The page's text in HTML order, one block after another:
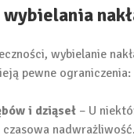
wybielanie
pewne ograniczenia:
i dziąseł – U
nadwrażliwość.